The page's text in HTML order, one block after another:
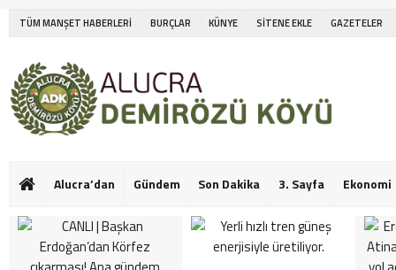
TÜM MANŞET HABERLERİ BURÇLAR KÜNYE SİTENE EKLE GAZETELER
Alucra’dan Gündem Son Dakika 3. Sayfa Ekonomi